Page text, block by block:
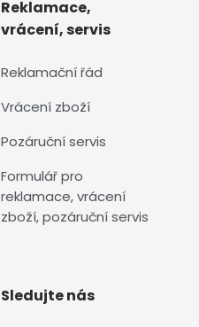
Reklamace,
vrácení, servis
Reklamační řád
Vrácení zboží
Pozáruční servis
Formulář pro
reklamace, vrácení
zboží, pozáruční servis
Sledujte nás